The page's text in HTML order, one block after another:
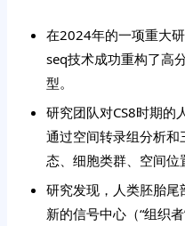
在2024年的一项重大
seq技术成功重构了高
型。
研究团队对CS8时期的
通过空间转录组分析
态、细胞类群、空间位
研究发现，人类胚胎
新的信号中心（“组织